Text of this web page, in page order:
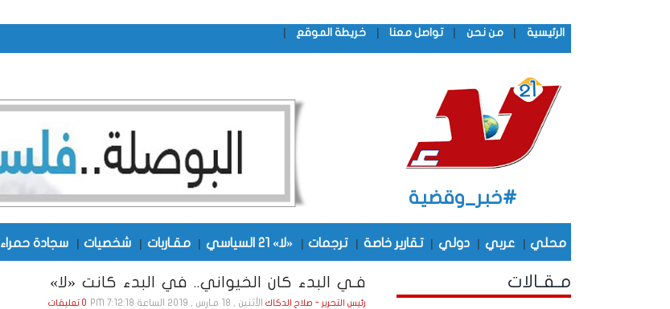
الرئيسية | من نحن | تواصل معنا | خريطة الموقع |
#خبر_وقضية
محلي | عربي | دولي | تقارير خاصة | ترجمات | «لا» 21 السياسي | مقـاربات | شخصيات | سجادة حمراء
فـي البدء كان الخيواني.. في البدء كانت «لا»
رئيس التحرير - صلاح الدكاكالأثنين , 18 مـارس , 2019 الساعة 7:12:18 PM 0 تعليقات
مـقـالات